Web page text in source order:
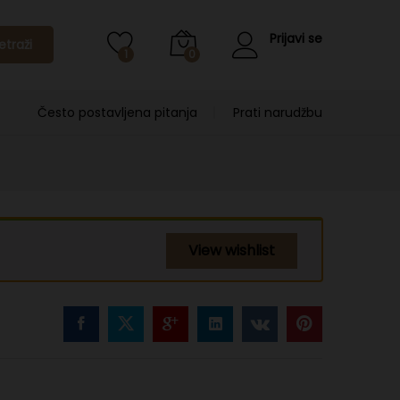
1 0
Prijavi se
Često postavljena pitanja Prati narudžbu
View wishlist